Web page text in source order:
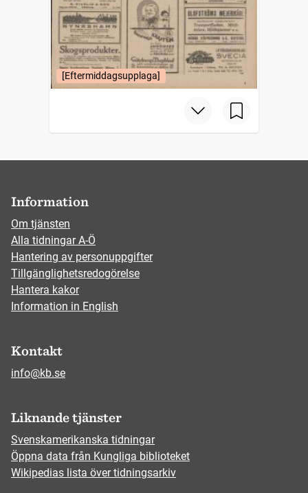
[Eftermiddagsupplaga]
Information
Om tjänsten
Alla tidningar A-Ö
Hantering av personuppgifter
Tillgänglighetsredogörelse
Hantera kakor
Information in English
Kontakt
info@kb.se
Liknande tjänster
Svenskamerikanska tidningar
Öppna data från Kungliga biblioteket
Wikipedias lista över tidningsarkiv